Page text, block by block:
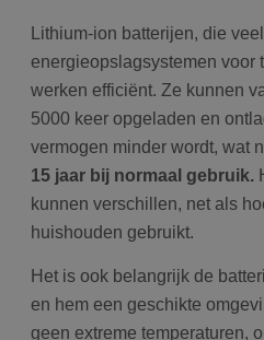
Lithium-ion batterijen, die
energieopslagsystemen voor
werken efficiënt. Ze kunnen
5000 keer opgeladen en
vermogen minder wordt, wat
15 jaar bij normaal gebruik.
kunnen verschillen, net als
huishouden gebruikt.
Het is ook belangrijk de
en hem een geschikte
geen extreme temperaturen,